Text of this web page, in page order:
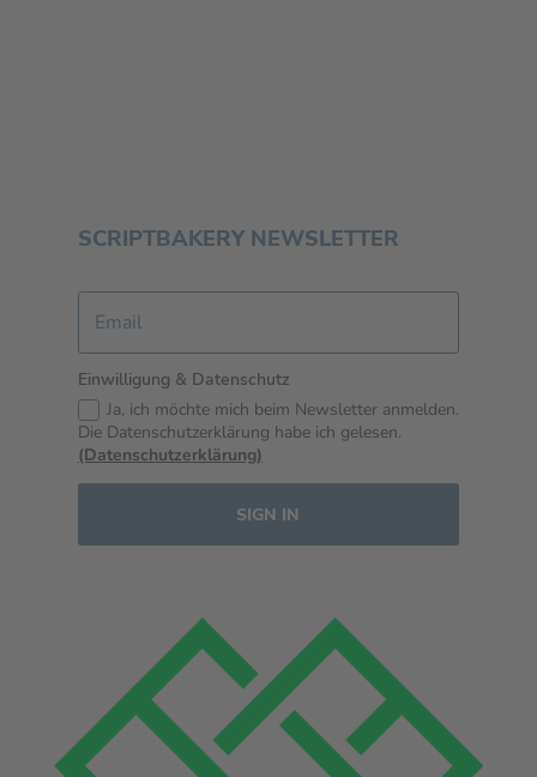
SCRIPTBAKERY NEWSLETTER
Einwilligung & Datenschutz
Ja, ich möchte mich beim Newsletter anmelden.
Die Datenschutzerklärung habe ich gelesen.
(Datenschutzerklärung)
SIGN IN